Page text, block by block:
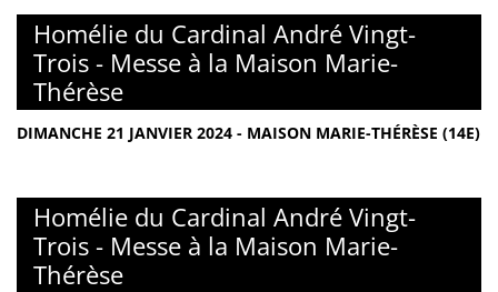
Homélie du Cardinal André Vingt-
Trois - Messe à la Maison Marie-
Thérèse
DIMANCHE 21 JANVIER 2024 - MAISON MARIE-THÉRÈSE (14E)
Homélie du Cardinal André Vingt-
Trois - Messe à la Maison Marie-
Thérèse